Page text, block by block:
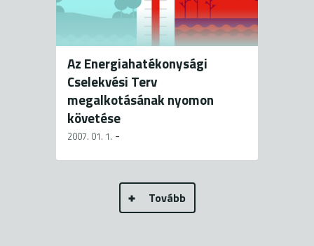
Az Energiahatékonysági
Cselekvési Terv
megalkotásának nyomon
követése
2007. 01. 1. -
Tovább